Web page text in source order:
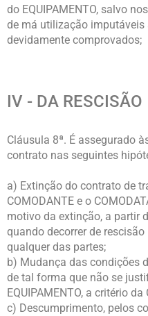
do EQUIPAMENTO, salvo
de má utilização imputáveis
devidamente comprovados;
IV - DA RESCISÃO
Cláusula 8ª. É assegurado
contrato nas seguintes
a) Extinção do contrato de
COMODANTE e o
motivo da extinção, a partir
quando decorrer de
qualquer das partes;
b) Mudança das condições
de tal forma que não se
EQUIPAMENTO, a critério da
c) Descumprimento, pelos